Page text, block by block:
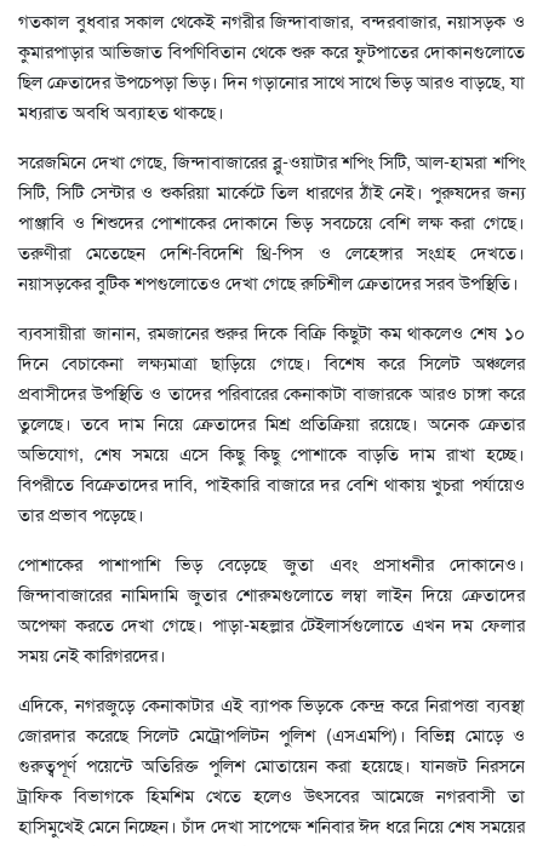
গতকাল বুধবার সকাল থেকেই নগরীর জিন্দাবাজার, বন্দরবাজার, নয়াসড়ক ও
কুমারপাড়ার আভিজাত বিপণিবিতান থেকে শুরু করে ফুটপাতের দোকানগুলোতে
ছিল ক্রেতাদের উপচেপড়া ভিড়। দিন গড়ানোর সাথে সাথে ভিড় আরও বাড়ছে, যা
মধ্যরাত অবধি অব্যাহত থাকছে।
সরেজমিনে দেখা গেছে, জিন্দাবাজারের ব্লু-ওয়াটার শপিং সিটি, আল-হামরা শপিং
সিটি, সিটি সেন্টার ও শুকরিয়া মার্কেটে তিল ধারণের ঠাঁই নেই। পুরুষদের জন্য
পাঞ্জাবি ও শিশুদের পোশাকের দোকানে ভিড় সবচেয়ে বেশি লক্ষ করা গেছে।
তরুণীরা মেতেছেন দেশি-বিদেশি থ্রি-পিস ও লেহেঙ্গার সংগ্রহ দেখতে।
নয়াসড়কের বুটিক শপগুলোতেও দেখা গেছে রুচিশীল ক্রেতাদের সরব উপস্থিতি।
ব্যবসায়ীরা জানান, রমজানের শুরুর দিকে বিক্রি কিছুটা কম থাকলেও শেষ ১০
দিনে বেচাকেনা লক্ষ্যমাত্রা ছাড়িয়ে গেছে। বিশেষ করে সিলেট অঞ্চলের
প্রবাসীদের উপস্থিতি ও তাদের পরিবারের কেনাকাটা বাজারকে আরও চাঙ্গা করে
তুলেছে। তবে দাম নিয়ে ক্রেতাদের মিশ্র প্রতিক্রিয়া রয়েছে। অনেক ক্রেতার
অভিযোগ, শেষ সময়ে এসে কিছু কিছু পোশাকে বাড়তি দাম রাখা হচ্ছে।
বিপরীতে বিক্রেতাদের দাবি, পাইকারি বাজারে দর বেশি থাকায় খুচরা পর্যায়েও
তার প্রভাব পড়েছে।
পোশাকের পাশাপাশি ভিড় বেড়েছে জুতা এবং প্রসাধনীর দোকানেও।
জিন্দাবাজারের নামিদামি জুতার শোরুমগুলোতে লম্বা লাইন দিয়ে ক্রেতাদের
অপেক্ষা করতে দেখা গেছে। পাড়া-মহল্লার টেইলার্সগুলোতে এখন দম ফেলার
সময় নেই কারিগরদের।
এদিকে, নগরজুড়ে কেনাকাটার এই ব্যাপক ভিড়কে কেন্দ্র করে নিরাপত্তা ব্যবস্থা
জোরদার করেছে সিলেট মেট্রোপলিটন পুলিশ (এসএমপি)। বিভিন্ন মোড়ে ও
গুরুত্বপূর্ণ পয়েন্টে অতিরিক্ত পুলিশ মোতায়েন করা হয়েছে। যানজট নিরসনে
ট্রাফিক বিভাগকে হিমশিম খেতে হলেও উৎসবের আমেজে নগরবাসী তা
হাসিমুখেই মেনে নিচ্ছেন। চাঁদ দেখা সাপেক্ষে শনিবার ঈদ ধরে নিয়ে শেষ সময়ের